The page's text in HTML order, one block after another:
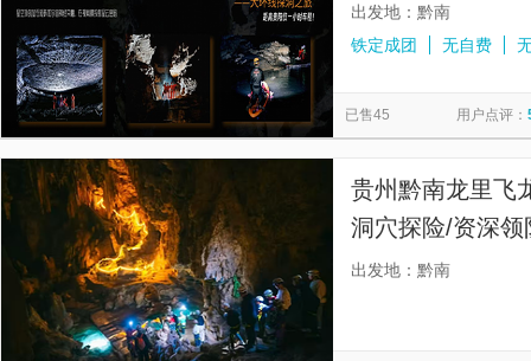
大小井风景名胜区 青岩古镇 荔波茂兰自然保护区
龙里油画大草原 贵州龙里白玉洞
西江千户苗寨景区-观景台 黄果树水帘洞 甲秀楼
掌布景区
梵净山景区-蘑菇石 《多彩贵州风》演出
战】
出发地：黔南
铁定成团
无自费
已售45 用户点评：
贵州黔南龙里飞
洞穴探险/资深
出发地：黔南